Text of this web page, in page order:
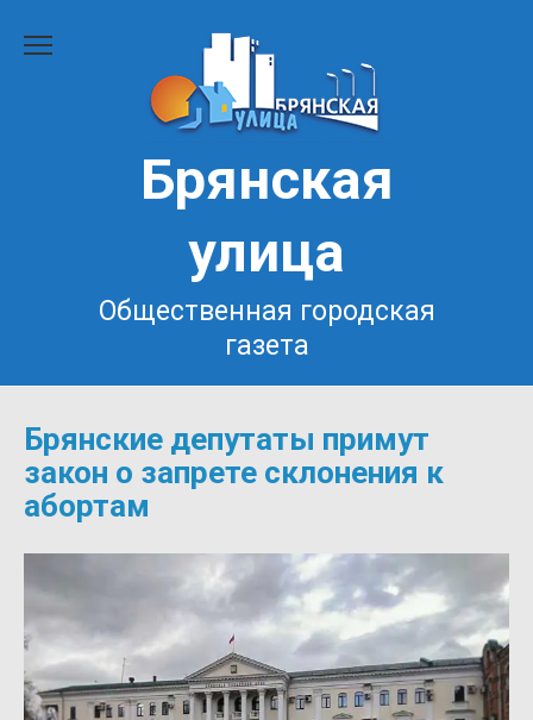
Брянская
улица
Общественная городская
газета
Брянские депутаты примут
закон о запрете склонения к
абортам